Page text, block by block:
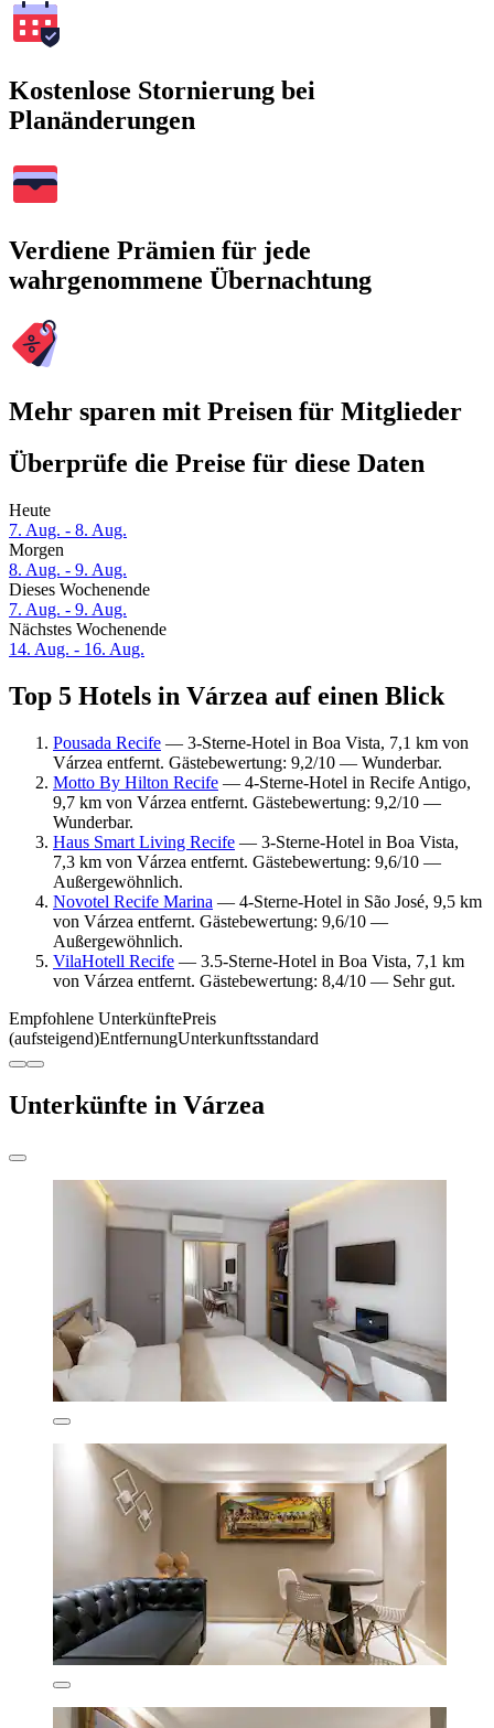
Kostenlose Stornierung bei
Planänderungen
Verdiene Prämien für jede
wahrgenommene Übernachtung
Mehr sparen mit Preisen für Mitglieder
Überprüfe die Preise für diese Daten
Heute
7. Aug. - 8. Aug.
Morgen
8. Aug. - 9. Aug.
Dieses Wochenende
7. Aug. - 9. Aug.
Nächstes Wochenende
14. Aug. - 16. Aug.
Top 5 Hotels in Várzea auf einen Blick
Pousada Recife — 3-Sterne-Hotel in Boa Vista, 7,1 km von
Várzea entfernt. Gästebewertung: 9,2/10 — Wunderbar.
Motto By Hilton Recife — 4-Sterne-Hotel in Recife Antigo,
9,7 km von Várzea entfernt. Gästebewertung: 9,2/10 —
Wunderbar.
Haus Smart Living Recife — 3-Sterne-Hotel in Boa Vista,
7,3 km von Várzea entfernt. Gästebewertung: 9,6/10 —
Außergewöhnlich.
Novotel Recife Marina — 4-Sterne-Hotel in São José, 9,5 km
von Várzea entfernt. Gästebewertung: 9,6/10 —
Außergewöhnlich.
VilaHotell Recife — 3.5-Sterne-Hotel in Boa Vista, 7,1 km
von Várzea entfernt. Gästebewertung: 8,4/10 — Sehr gut.
Empfohlene UnterkünftePreis
(aufsteigend)EntfernungUnterkunftsstandard
Unterkünfte in Várzea